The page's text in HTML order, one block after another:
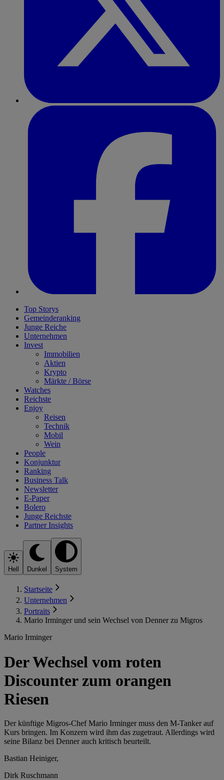
Top Storys
Gemeinderanking
Junge Reiche
Unternehmen
Invest
Immobilien
Aktien
Krypto
Märkte / Börse
Watches
Reichste
Enjoy
Reisen
Technik
Mobil
Wein
People
Konjunktur
Ranking
Business Talk
Newsletter
E-Paper
Bolero
Junge Reichste
Partner Insights
Hell Dunkel System
Startseite
Unternehmen
Portraits
Mario Irminger und sein Wechsel von Denner zu Migros
Mario Irminger
Der Wechsel vom roten
Discounter zum orangen
Riesen
Der künftige Migros-Chef Mario Irminger muss den M-Tanker auf
Kurs bringen. Im Konzern wird ihm das zugetraut. Allerdings wird
seine Bilanz bei Denner auch kritisch beurteilt.
Bastian Heiniger,
Dirk Ruschmann